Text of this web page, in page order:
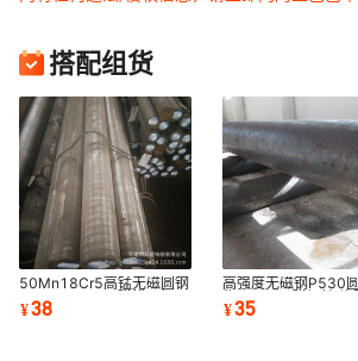
搭配组货
50Mn18Cr5高锰无磁圆钢
50Mn18Cr5无磁模具钢
圆棒 锻圆 高硬度
¥38
高强度无磁钢P530
售 P530无磁钢棒 锻圆
P530石油钻具用钢
¥35